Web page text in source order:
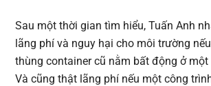
Sau một thời gian tìm hiểu, Tuấn Anh
lãng phí và nguy hại cho môi trường
thùng container cũ nằm bất động ở
Và cũng thật lãng phí nếu một công